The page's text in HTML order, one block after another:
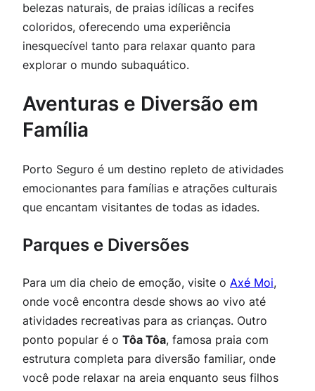
belezas naturais, de praias idílicas a recifes
coloridos, oferecendo uma experiência
inesquecível tanto para relaxar quanto para
explorar o mundo subaquático.
Aventuras e Diversão em
Família
Porto Seguro é um destino repleto de atividades
emocionantes para famílias e atrações culturais
que encantam visitantes de todas as idades.
Parques e Diversões
Para um dia cheio de emoção, visite o Axé Moi,
onde você encontra desde shows ao vivo até
atividades recreativas para as crianças. Outro
ponto popular é o Tôa Tôa, famosa praia com
estrutura completa para diversão familiar, onde
você pode relaxar na areia enquanto seus filhos